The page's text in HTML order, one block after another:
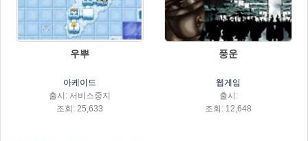
우뿌
아케이드
출시: 서비스중지
조회: 25,633
풍운
웹게임
출시:
조회: 12,648